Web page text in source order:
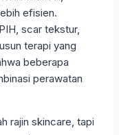
efisien.
scar tekstur,
terapi yang
beberapa
perawatan
rajin skincare, tapi